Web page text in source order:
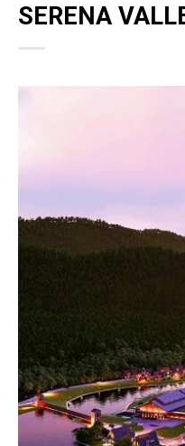
SERENA